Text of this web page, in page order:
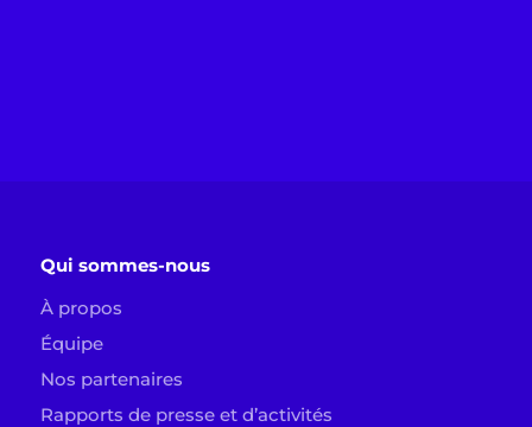
Qui sommes-nous
À propos
Équipe
Nos partenaires
Rapports de presse et d’activités